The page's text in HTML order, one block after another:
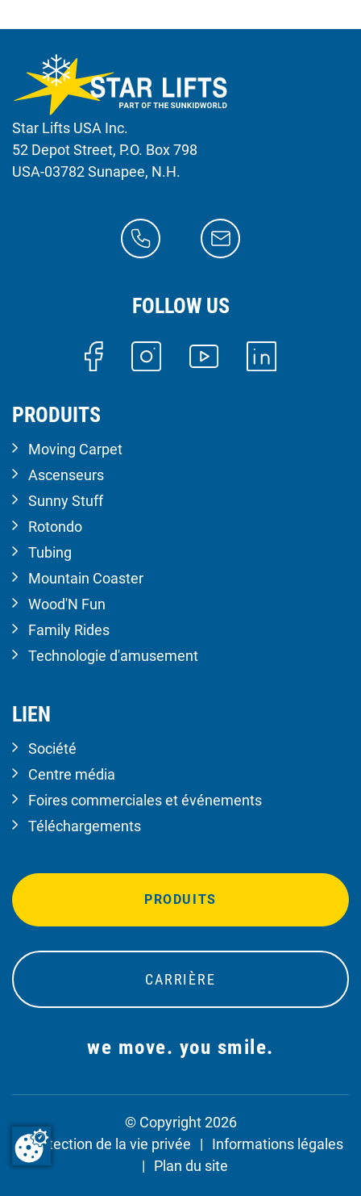
Star Lifts USA Inc.
52 Depot Street, P.O. Box 798
USA-03782 Sunapee, N.H.
FOLLOW US
PRODUITS
Moving Carpet
Ascenseurs
Sunny Stuff
Rotondo
Tubing
Mountain Coaster
Wood'N Fun
Family Rides
Technologie d'amusement
LIEN
Société
Centre média
Foires commerciales et événements
Téléchargements
PRODUITS
CARRIÈRE
we move. you smile.
© Copyright 2026
Protection de la vie privée
Informations légales
Plan du site